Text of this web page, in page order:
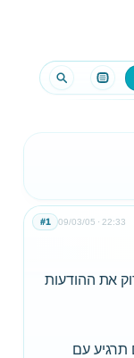
09/03/05 22:33
#1
לא תבדוק את ההודעות
עם